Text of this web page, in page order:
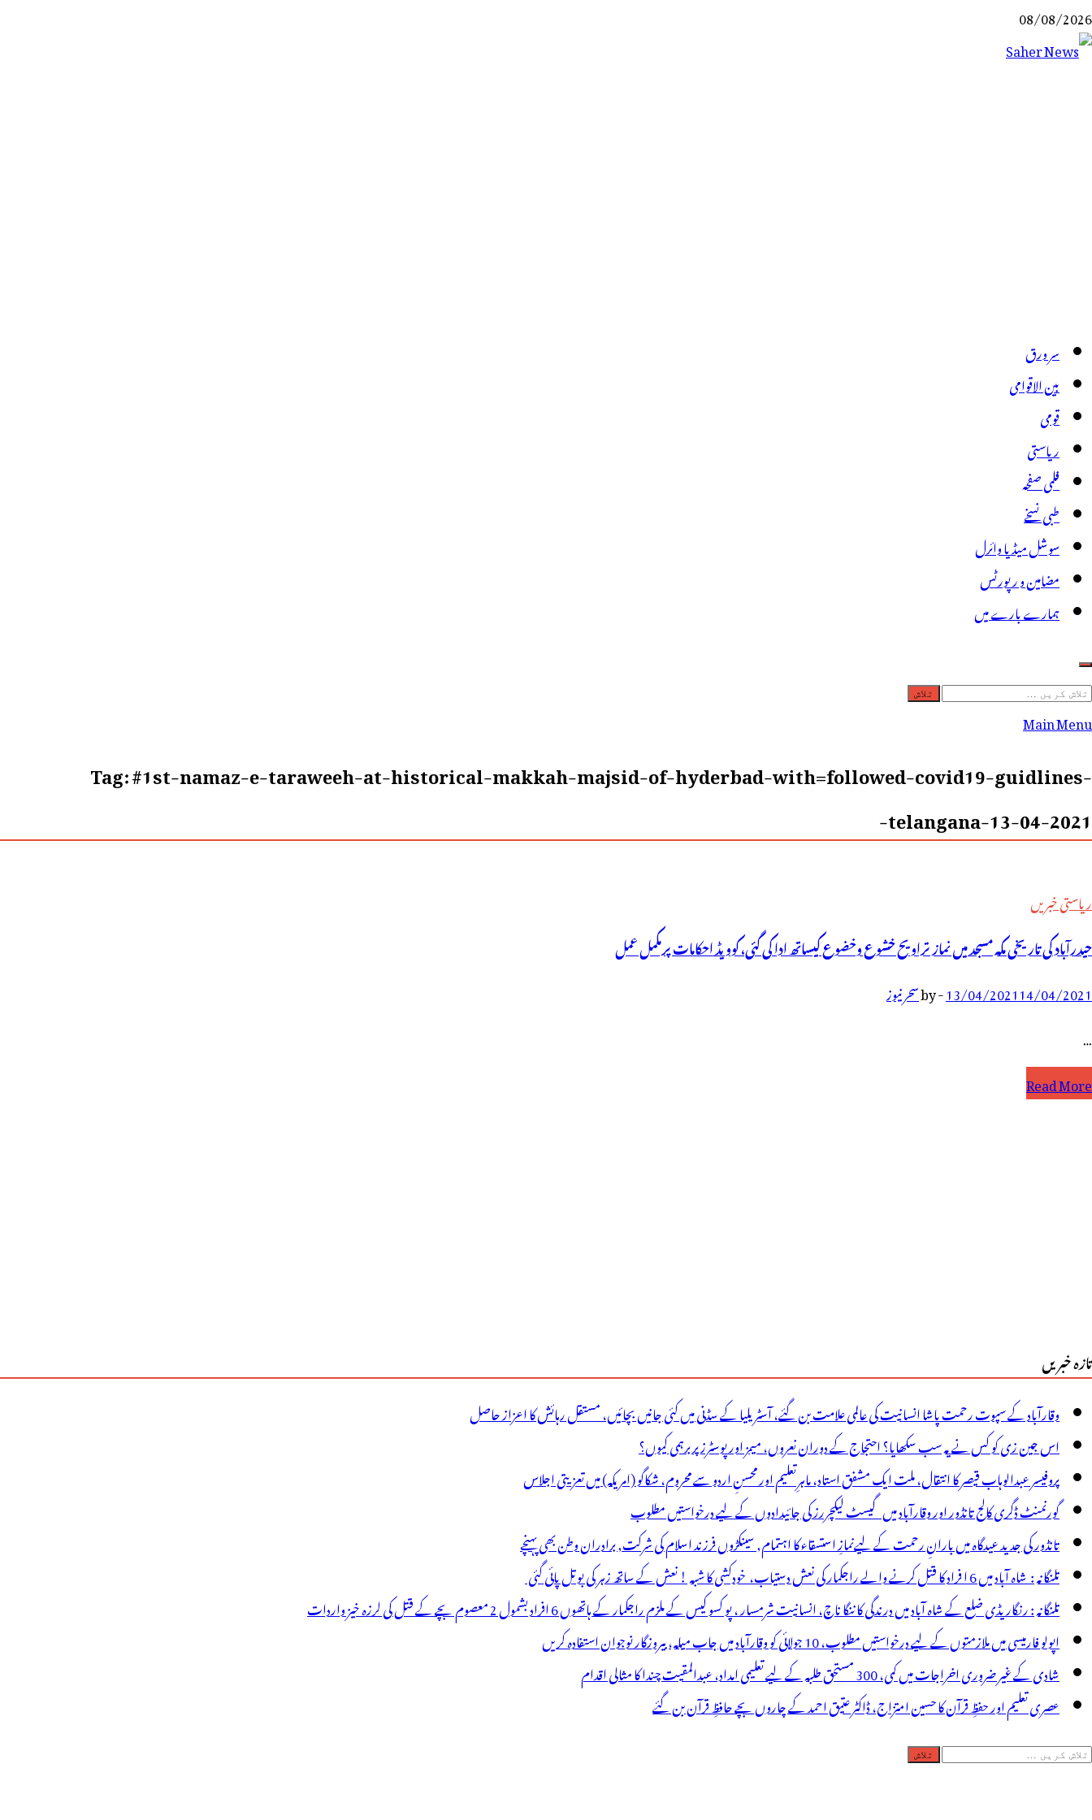
Skip
to
08/08/2026
سر ورق
بین الاقوامی
قومی
ریاستی
فلمی صفحہ
طبی نسخے
سوشل میڈیا وائرل
مضامین و رپورٹس
ہمارے بارے میں
تلاش
کریں
Main Menu
Tag:#1st-namaz-e-taraweeh-at-historical-makkah-majsid-of-hyderbad-with=followed-covid19-guidlines-
telangana-13-04-2021-
ریاستی خبریں
حیدرآباد کی تاریخی مکہ مسجد میں نماز تراویح خشوع وخضوع کیساتھ ادا کی گئی، کوویڈ احکامات پرمکمل عمل
13/04/202114/04/2021
-
byسحر نیوز
…
حیدرآباد
وخضوع
کیساتھ
ادا
گئی،
کوویڈ
احکامات
پرمکمل
عمل
Read More
تازہ خبریں
وقارآباد کے سپوت رحمت پاشا انسانیت کی عالمی علامت بن گئے، آسٹریلیا کے سڈنی میں کئی جانیں بچائیں، مستقل رہائش کا اعزاز حاصل
اس جین زی کو کس نے یہ سب سکھایا؟ احتجاج کے دوران نعروں، میمز اور پوسٹرز پر برہمی کیوں؟
پروفیسر عبدالوہاب قیصر کا انتقال، ملت ایک مشفق استاد، ماہرِتعلیم اور محسنِ اردو سے محروم، شکاگو (امریکہ) میں تعزیتی اجلاس
گورنمنٹ ڈگری کالج تانڈور اور وقارآباد میں گیسٹ لیکچررز کی جائیدادوں کے لیے درخواستیں مطلوب
تانڈور کی جدید عیدگاہ میں بارانِ رحمت کے لیےنمازِ استسقاء کا اہتمام, سینکڑوں فرزند اسلام کی شرکت, برادران وطن بھی پہنچے
تلنگانہ : شاہ آباد میں 6 ا فراد کا قتل کرنے والے راجکمار کی نعش دستیاب، خودکشی کا شبہ ! نعش کے ساتھ زہر کی بوتل پائی گئی
تلنگانہ : رنگاریڈی ضلع کے شاہ آباد میں درندگی کا ننگا ناچ، انسانیت شرمسار ، پو کسو کیس کے ملزم راجکمار کے ہاتھوں 6 افراد بشمول 2 معصوم بچے کے قتل کی لرزہ خیز واردات
اپولو فارمیسی میں ملازمتوں کے لیے درخواستیں مطلوب، 10 جولائی کو وقارآباد میں جاب میلہ، بیروزگار نوجوان استفادہ کریں
شادی کے غیر ضروری اخراجات میں کمی، 300 مستحق طلبہ کے لیے تعلیمی امداد، عبدالمقیت چندا کا مثالی اقدام
عصری تعلیم اور حفظِ قرآن کا حسین امتزاج، ڈاکٹر عتیق احمد کے چاروں بچے حافظِ قرآن بن گئے
تلاش